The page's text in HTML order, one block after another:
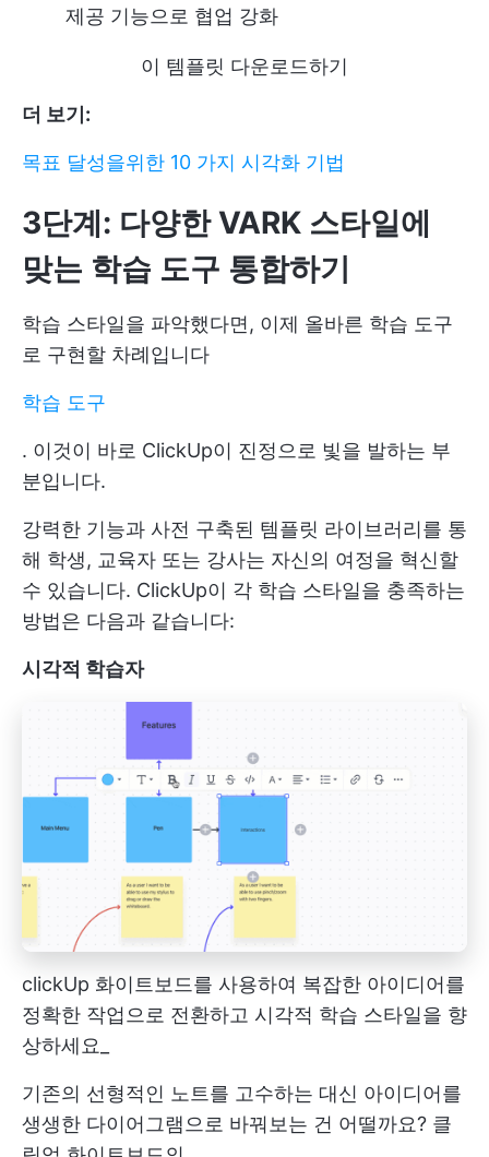
제공 기능으로 협업 강화
이 템플릿 다운로드하기
더 보기:
목표 달성을위한 10 가지 시각화 기법
3단계: 다양한 VARK 스타일에
맞는 학습 도구 통합하기
학습 스타일을 파악했다면, 이제 올바른 학습 도구
로 구현할 차례입니다
학습 도구
. 이것이 바로 ClickUp이 진정으로 빛을 발하는 부
분입니다.
강력한 기능과 사전 구축된 템플릿 라이브러리를 통
해 학생, 교육자 또는 강사는 자신의 여정을 혁신할
수 있습니다. ClickUp이 각 학습 스타일을 충족하는
방법은 다음과 같습니다:
시각적 학습자
clickUp 화이트보드를 사용하여 복잡한 아이디어를
정확한 작업으로 전환하고 시각적 학습 스타일을 향
상하세요_
기존의 선형적인 노트를 고수하는 대신 아이디어를
생생한 다이어그램으로 바꿔보는 건 어떨까요? 클